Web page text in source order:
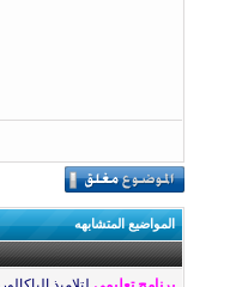
المواضيع المتشابهه